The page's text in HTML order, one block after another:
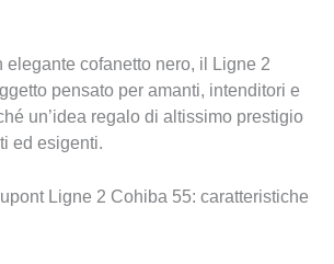
elegante cofanetto nero, il Ligne 2
pensato per amanti, intenditori e
un’idea regalo di altissimo prestigio
ed esigenti.
Ligne 2 Cohiba 55: caratteristiche